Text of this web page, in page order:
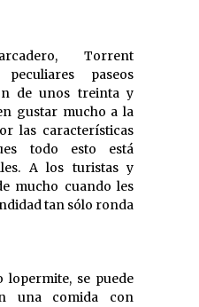
Torrent
paseos
de unos treinta y
gustar mucho a la
las características
todo esto está
A los turistas y
mucho cuando les
tan sólo ronda
lopermite, se puede
una comida con